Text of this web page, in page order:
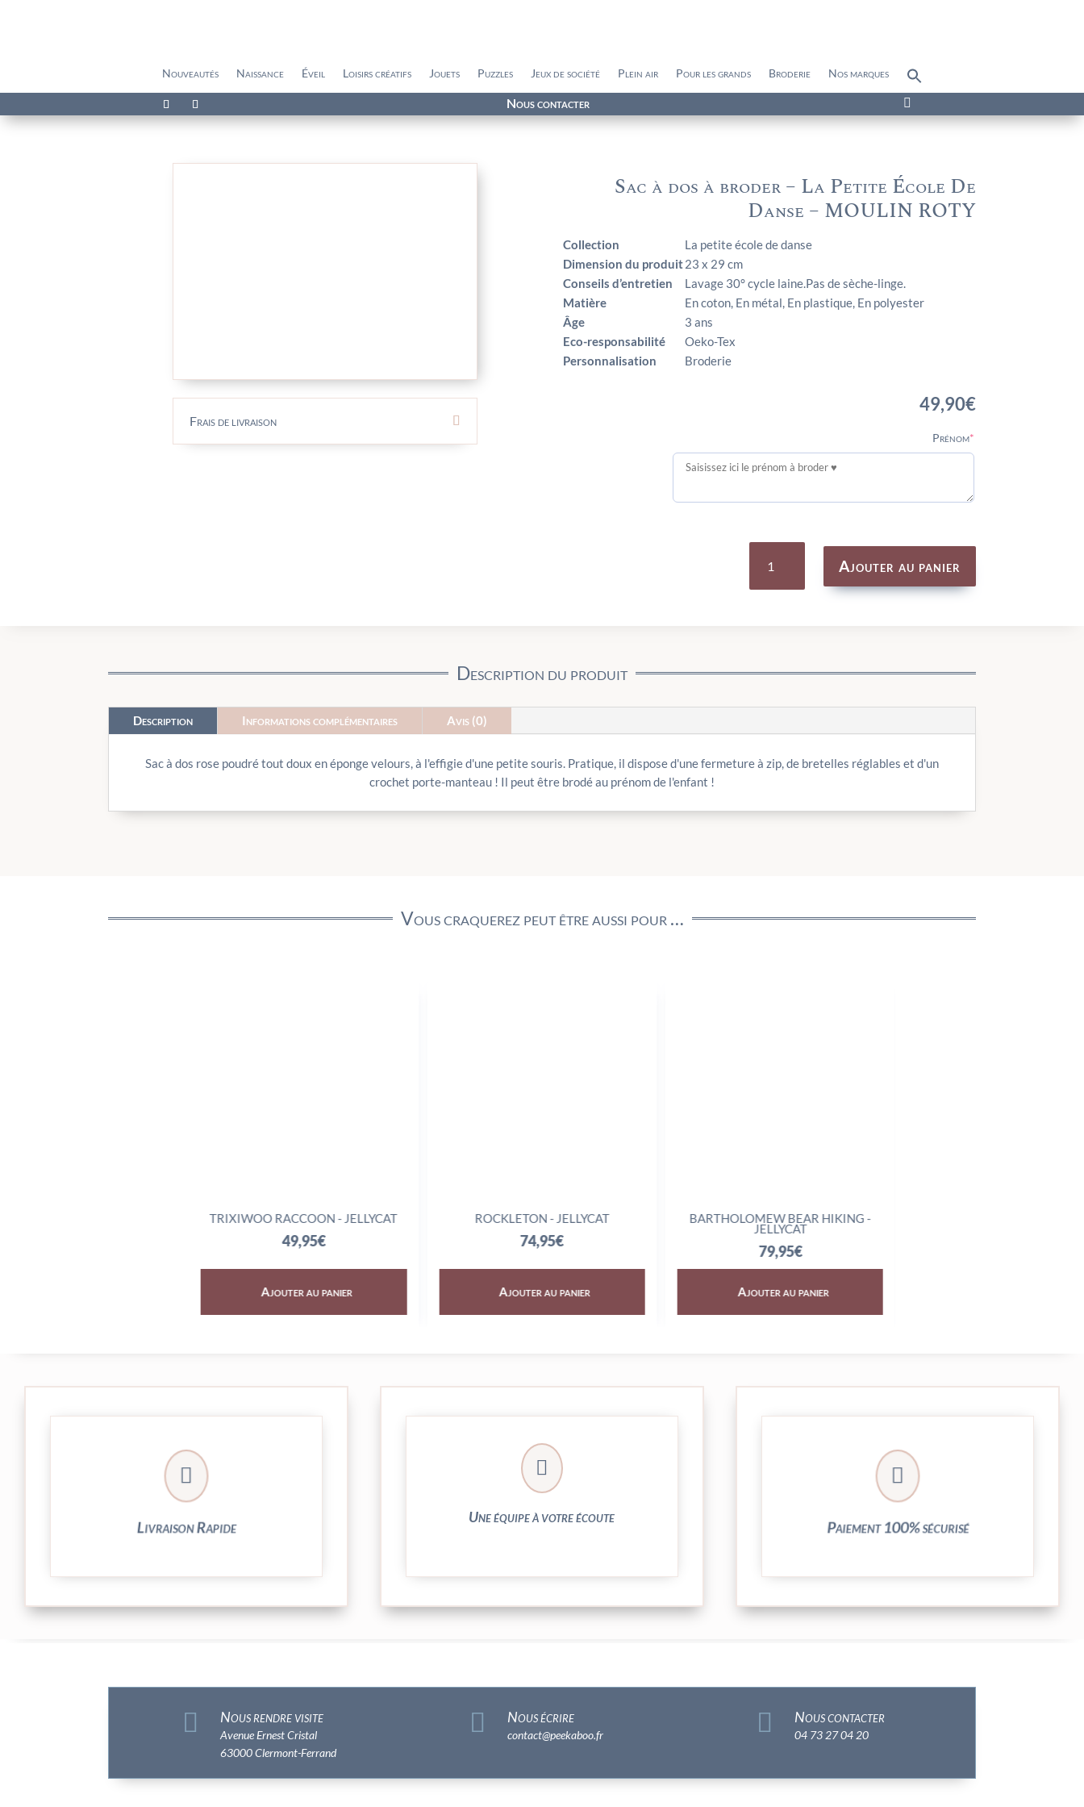
Nouveautés Naissance Éveil Loisirs créatifs Jouets Puzzles Jeux de société Plein air Pour les grands Broderie Nos marques
for:
Nous contacter 
Frais de livraison
Sac à dos à broder – La Petite École De
Danse – MOULIN ROTY
Collection
La petite école de danse
Dimension du produit23 x 29 cm
Conseils d’entretien
Lavage 30° cycle laine.Pas de sèche-linge.
Matière
En coton, En métal, En plastique, En polyester
Âge
3 ans
Eco-responsabilité
Oeko-Tex
Personnalisation
Broderie
49,90€
Prénom*(required)
quantité
dos
De
MOULIN
Ajouter au panier
Description du produit
Description Informations complémentaires Avis (0)
Sac à dos rose poudré tout doux en éponge velours, à l'effigie d'une petite souris. Pratique, il dispose d'une fermeture à zip, de bretelles réglables et d'un
crochet porte-manteau ! Il peut être brodé au prénom de l'enfant !
Vous craquerez peut être aussi pour …
TRIXIWOO RACCOON - JELLYCAT
49,95€
Ajouter au panier
ROCKLETON - JELLYCAT
74,95€
Ajouter au panier
BARTHOLOMEW BEAR HIKING -
JELLYCAT
79,95€
Ajouter au panier

Livraison Rapide
Votre commande est expédiée sous 24/48h
et livrée par Colissimo. 
Une équipe à votre écoute
N’hésitez pas à nous solliciter
► 04 73 27 04 20
► contact@peekaboo.fr

Paiement 100% sécurisé
Vos transactions par carte bancaire sont
entièrement sécurisées grâce au système
crypté de notre partenaire PayPlug.
 Nous rendre visite
Avenue Ernest Cristal
63000 Clermont-Ferrand
 Nous écrire
contact@peekaboo.fr  Nous contacter
04 73 27 04 20